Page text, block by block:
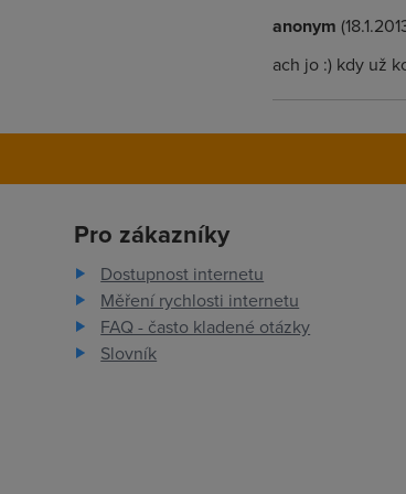
anonym
ach jo :) kdy už
Pro zákazníky
Dostupnost internetu
Měření rychlosti internetu
FAQ - často kladené otázky
Slovník